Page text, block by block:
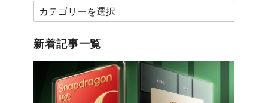
カ
テ
ゴ
新着記事一覧